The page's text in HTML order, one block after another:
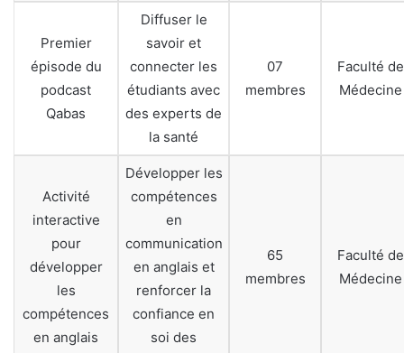
Premier
épisode du
podcast
Qabas
Diffuser le
savoir et
connecter les
étudiants avec
des experts de
la santé
07
membres
Faculté de
Médecine
Activité
interactive
pour
développer
les
compétences
en anglais
Développer les
compétences
en
communication
en anglais et
renforcer la
confiance en
soi des
65
membres
Faculté de
Médecine